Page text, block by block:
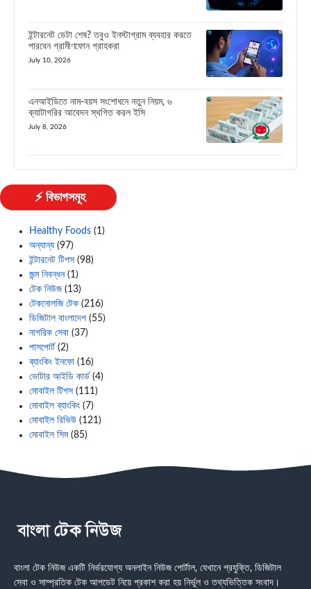
ইন্টারনেট ডেটা শেষ? তবুও ইনস্টাগ্রাম ব্যবহার করতে
পারবেন গ্রামীণফোন গ্রাহকরা
July 10, 2026
এনআইডিতে নাম-বয়স সংশোধনে নতুন নিয়ম, ৬
ক্যাটাগরির আবেদন স্থগিত করল ইসি
July 8, 2026
⚡ বিভাগসমূহ
Healthy Foods (1)
অন্যান্য (97)
ইন্টারনেট টিপস (98)
জন্ম নিবন্ধন(1)
টেক নিউজ(13)
টেকনোলজি টেক (216)
ডিজিটাল বাংলাদেশ(55)
নাগরিক সেবা (37)
পাসপোর্ট (2)
ব্যাংকিং ইনফো (16)
ভোটার আইডি কার্ড (4)
মোবাইল টিপস (111)
মোবাইল ব্যাংকিং (7)
মোবাইল রিভিউ (121)
মোবাইল সিম(85)
বাংলা টেক নিউজ একটি নির্ভরযোগ্য অনলাইন নিউজ পোর্টাল, যেখানে প্রযুক্তি, ডিজিটাল
সেবা ও সাম্প্রতিক টেক আপডেট নিয়ে প্রকাশ করা হয় নির্ভুল ও তথ্যভিত্তিক সংবাদ।